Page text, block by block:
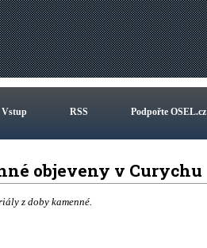
Vstup RSS Podpořte OSEL.cz
objeveny v Curychu
z doby kamenné.